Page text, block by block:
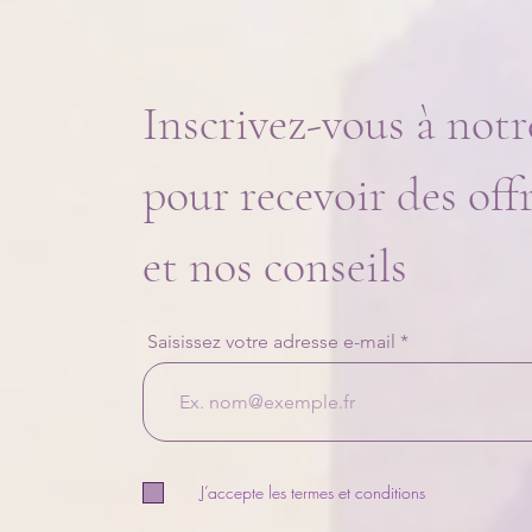
Ravivez l’étincelle : la bougie
couple spécial Saint-Valentin
Inscrivez-vous à
pour recevoir des
et nos conseils
Saisissez votre adresse e-mail
J’accepte les termes et conditions